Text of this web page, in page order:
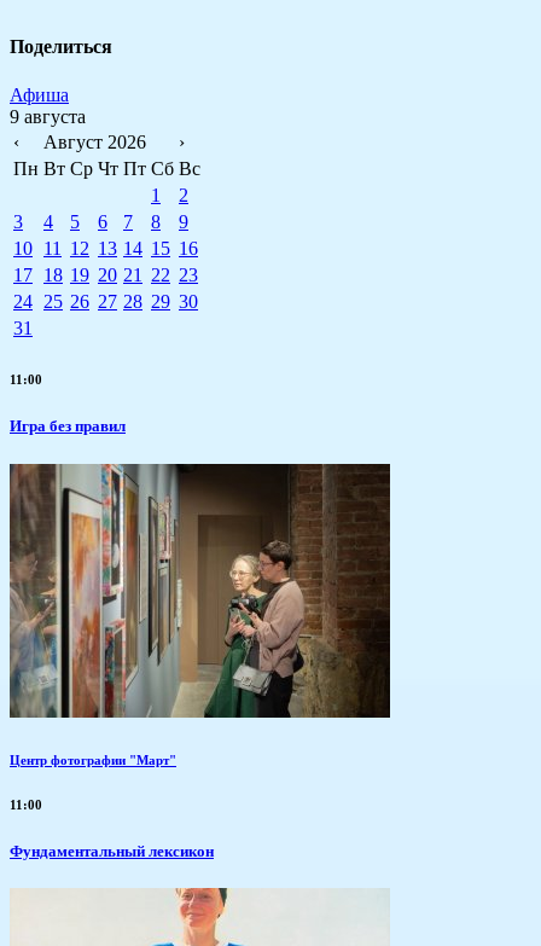
Поделиться
Афиша
9 августа
‹
Август 2026
›
Пн Вт Ср Чт Пт Сб Вс
1
2
3
4 5 6 7 8
9
10 11 12 13 14 15 16
17 18 19 20 21 22 23
24 25 26 27 28 29 30
31
11:00
​Игра без правил
Центр фотографии "Март"
11:00
Фундаментальный лексикон